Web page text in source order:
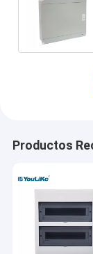
Productos